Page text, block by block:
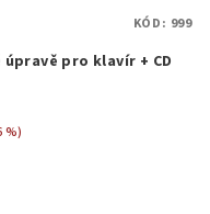
úpravě pro klavír + CD
%)
KÓD: 999